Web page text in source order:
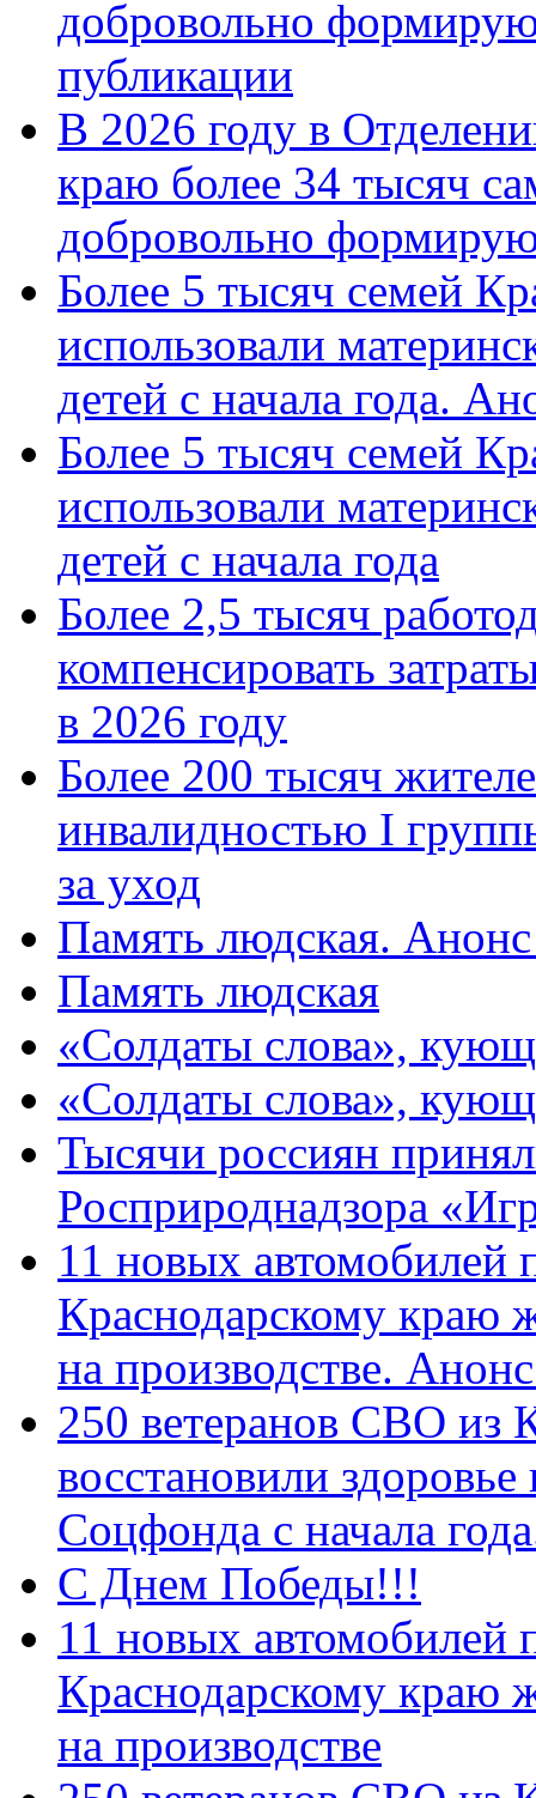
добровольно
публикации
В 2026 году в
краю более 34 тысяч
добровольно
Более 5 тысяч семей
использовали
детей с начала года.
Более 5 тысяч семей
использовали
детей с начала года
Более 2,5 тысяч
компенсировать
в 2026 году
Более 200 тысяч
инвалидностью I
за уход
Память людская.
Память людская
«Солдаты слова»,
«Солдаты слова»,
Тысячи россиян
Росприроднадзора
11 новых автомобилей
Краснодарскому краю
на производстве.
250 ветеранов СВО из
восстановили
Соцфонда с начала
С Днем Победы!!!
11 новых автомобилей
Краснодарскому краю
на производстве